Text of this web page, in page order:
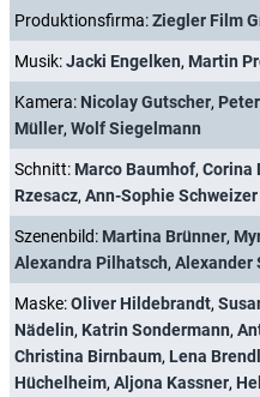
Produktionsfirma:Ziegler Film
Musik:Jacki Engelken, Martin
Kamera: Nicolay Gutscher,
Müller, Wolf Siegelmann
Schnitt: Marco Baumhof, Corina
Rzesacz, Ann-Sophie Schweizer
Szenenbild: Martina Brünner,
Alexandra Pilhatsch, Alexander
Maske:Oliver Hildebrandt,
Nädelin, Katrin Sondermann,
Christina Birnbaum, Lena
Hüchelheim, Aljona Kassner,